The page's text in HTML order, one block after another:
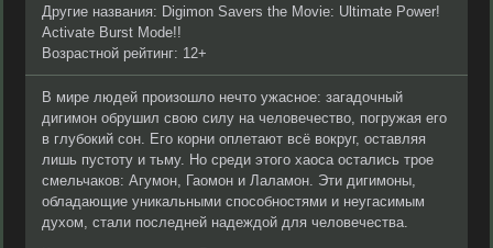
Другие названия: Digimon Savers the Movie: Ultimate Power!
Activate Burst Mode!!
Возрастной рейтинг: 12+
В мире людей произошло нечто ужасное: загадочный
дигимон обрушил свою силу на человечество, погружая его
в глубокий сон. Его корни оплетают всё вокруг, оставляя
лишь пустоту и тьму. Но среди этого хаоса остались трое
смельчаков: Агумон, Гаомон и Лаламон. Эти дигимоны,
обладающие уникальными способностями и неугасимым
духом, стали последней надеждой для человечества.